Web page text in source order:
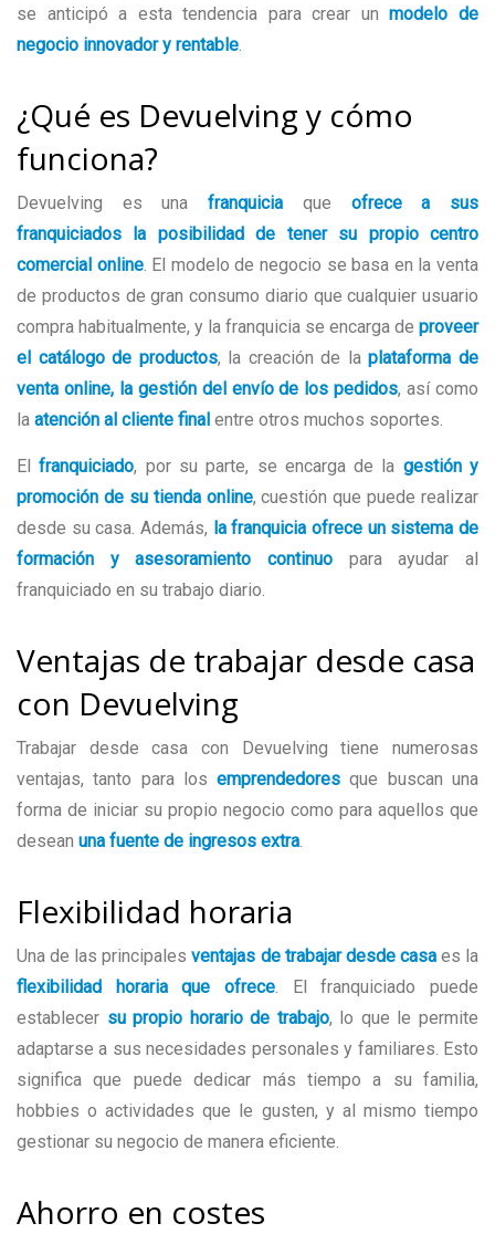
se anticipó a esta tendencia para crear unmodelo de
negocio innovador y rentable.
¿Qué es Devuelving y cómo
funciona?
Devuelving es unafranquicia que ofrece a sus
franquiciados la posibilidad de tener su propio centro
comercial online. El modelo de negocio se basa en la venta
de productos de gran consumo diario que cualquier usuario
compra habitualmente, y la franquicia se encarga de proveer
el catálogo de productos, la creación de laplataforma de
venta online, la gestión del envío de los pedidos, así como
la atención al cliente final entre otros muchos soportes.
Elfranquiciado, por su parte, se encarga de la gestión y
promoción de su tienda online, cuestión que puede realizar
desde su casa. Además, la franquicia ofrece un sistema de
formación y asesoramiento continuo para ayudar al
franquiciado en su trabajo diario.
Ventajas de trabajar desde casa
con Devuelving
Trabajar desde casa con Devuelving tiene numerosas
ventajas, tanto para losemprendedores que buscan una
forma de iniciar su propio negocio como para aquellos que
desean una fuente de ingresos extra.
Flexibilidad horaria
Una de las principalesventajas de trabajar desde casaes la
flexibilidad horaria que ofrece. El franquiciado puede
establecer su propio horario de trabajo, lo que le permite
adaptarse a sus necesidades personales y familiares. Esto
significa que puede dedicar más tiempo a su familia,
hobbies o actividades que le gusten, y al mismo tiempo
gestionar su negocio de manera eficiente.
Ahorro en costes